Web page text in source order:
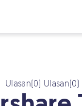
Ulasan(0) Ulasan(0)